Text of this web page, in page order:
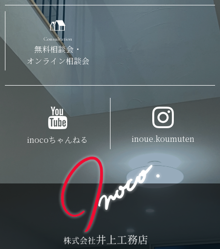
Consultation
無料相談会・
オンライン相談会
inocoちゃんねる inoue.koumuten